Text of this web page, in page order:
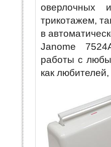
оверлочных
трикотажем,
в
Janome
работы с
как